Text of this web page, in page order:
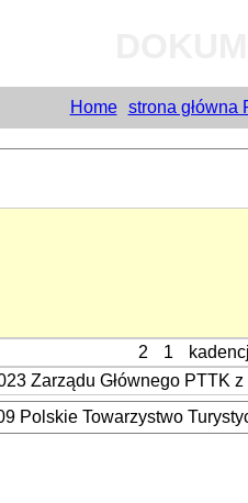
Home strona główna
2 1
Zarządu Głównego PTTK
Polskie Towarzystwo